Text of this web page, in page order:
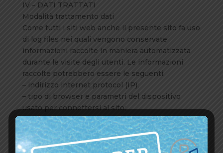
IV – DATI TRATTATI
Modalità trattamento dati
Come tutti i siti web anche il presente sito fa uso
di log files nei quali vengono conservate
informazioni raccolte in maniera automatizzata
durante le visite degli utenti. Le informazioni
raccolte potrebbero essere le seguenti:
– indirizzo internet protocol (IP);
– tipo di browser e parametri del dispositivo
usato per connettersi al sito;
– nome dell’internet service provider (ISP);
– data e orario di visita;
– pagina web di provenienza del visitatore